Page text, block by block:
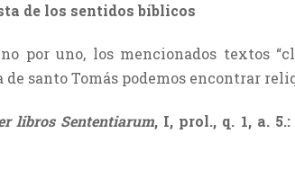
de los sentidos bíblicos
por uno, los mencionados textos
de santo Tomás podemos encontrar
libros Sententiarum, I, prol., q. 1, a.